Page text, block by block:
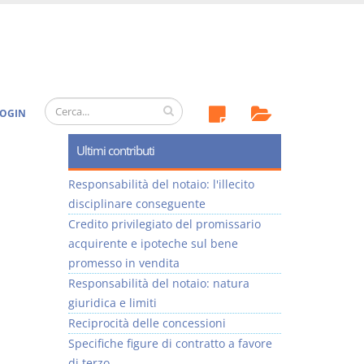
Ultimi contributi
Responsabilità del notaio: l'illecito
disciplinare conseguente
Credito privilegiato del promissario
acquirente e ipoteche sul bene
promesso in vendita
Responsabilità del notaio: natura
giuridica e limiti
Reciprocità delle concessioni
Specifiche figure di contratto a favore